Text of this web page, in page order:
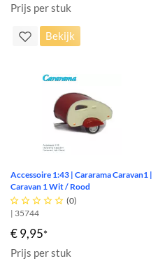
Prijs per stuk
Bekijk
Accessoire 1:43 | Cararama Caravan1 |
Caravan 1 Wit / Rood
     (0)
| 35744
€ 9,95*
Prijs per stuk